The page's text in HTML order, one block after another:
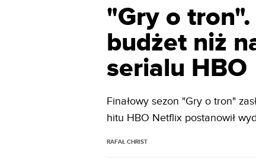
"Gry o
budżet niż
serialu HBO
Finałowy sezon "Gry o tron"
hitu HBO Netflix postanowił
RAFAŁ CHRIST